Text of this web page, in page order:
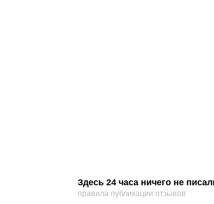
Здесь 24 часа ничего не
правила публикации отзывов